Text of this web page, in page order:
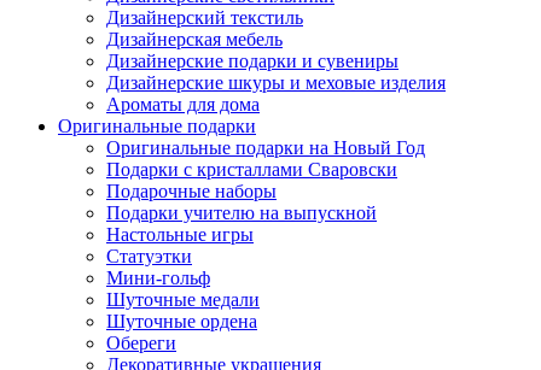
Дизайнерский текстиль
Дизайнерская мебель
Дизайнерские подарки и сувениры
Дизайнерские шкуры и меховые изделия
Ароматы для дома
Оригинальные подарки
Оригинальные подарки на Новый Год
Подарки с кристаллами Сваровски
Подарочные наборы
Подарки учителю на выпускной
Настольные игры
Статуэтки
Мини-гольф
Шуточные медали
Шуточные ордена
Обереги
Декоративные украшения